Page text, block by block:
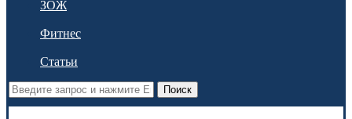
ЗОЖ
Фитнес
Статьи
Поиск